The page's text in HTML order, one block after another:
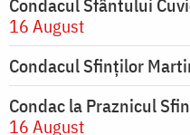
Condacul Sfântului
16 August
Condacul Sfinților
Condac la Praznicul
16 August